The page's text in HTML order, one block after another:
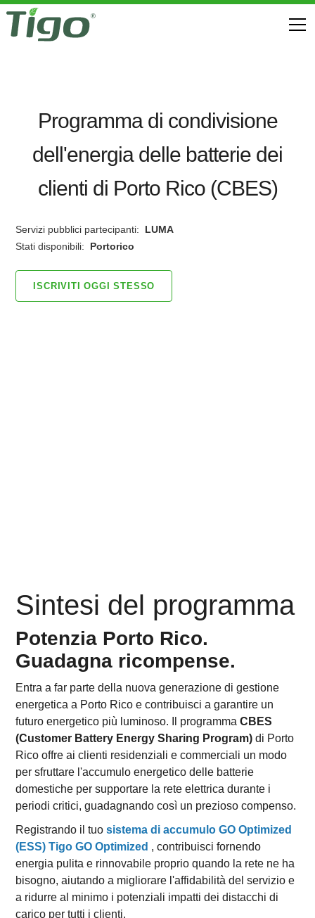
Programma di condivisione
dell'energia delle batterie dei
clienti di Porto Rico (CBES)
Servizi pubblici partecipanti:
LUMA
Stati disponibili:
Portorico
ISCRIVITI OGGI STESSO
Sintesi del programma
Potenzia Porto Rico.
Guadagna ricompense.
Entra a far parte della nuova generazione di gestione
energetica a Porto Rico e contribuisci a garantire un
futuro energetico più luminoso. Il programmaCBES
(Customer Battery Energy Sharing Program) di Porto
Rico offre ai clienti residenziali e commerciali un modo
per sfruttare l'accumulo energetico delle batterie
domestiche per supportare la rete elettrica durante i
periodi critici, guadagnando così un prezioso compenso.
Registrando il tuosistema di accumulo GO Optimized
(ESS) Tigo GO Optimized , contribuisci fornendo
energia pulita e rinnovabile proprio quando la rete ne ha
bisogno, aiutando a migliorare l'affidabilità del servizio e
a ridurre al minimo i potenziali impatti dei distacchi di
carico per tutti i clienti.